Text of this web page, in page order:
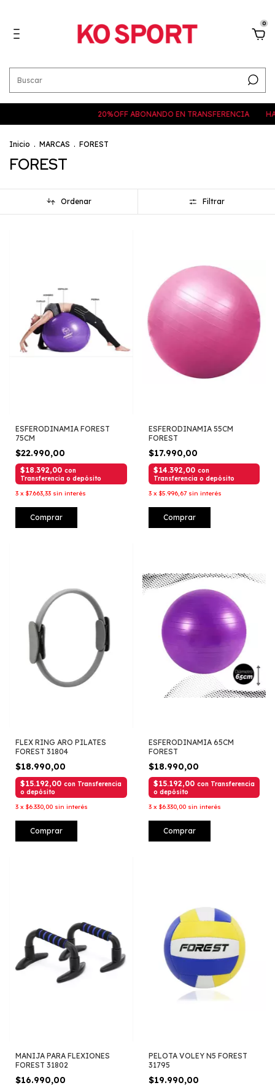
0
20%OFF ABONANDO EN TRANSFERENCIA HASTA
Inicio . MARCAS . FOREST
FOREST
Ordenar Filtrar
ESFERODINAMIA FOREST
75CM
$22.990,00
$18.392,00 con
Transferencia o depósito
3 x $7.663,33 sin interés
Comprar
ESFERODINAMIA 55CM
FOREST
$17.990,00
$14.392,00 con
Transferencia o depósito
3 x $5.996,67 sin interés
Comprar
FLEX RING ARO PILATES
FOREST 31804
$18.990,00
$15.192,00 con Transferencia
o depósito
3 x $6.330,00 sin interés
Comprar
ESFERODINAMIA 65CM
FOREST
$18.990,00
$15.192,00 con Transferencia
o depósito
3 x $6.330,00 sin interés
Comprar
MANIJA PARA FLEXIONES
FOREST 31802
$16.990,00
PELOTA VOLEY N5 FOREST
31795
$19.990,00